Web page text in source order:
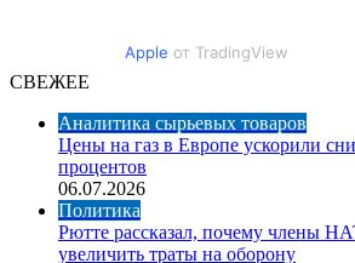
Apple от TradingView
СВЕЖЕЕ
Аналитика сырьевых товаров
Цены на газ в Европе ускорили
процентов
06.07.2026
Политика
Рютте рассказал, почему члены
увеличить траты на оборону